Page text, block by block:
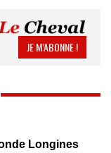
JE M’ABONNE !
Longines